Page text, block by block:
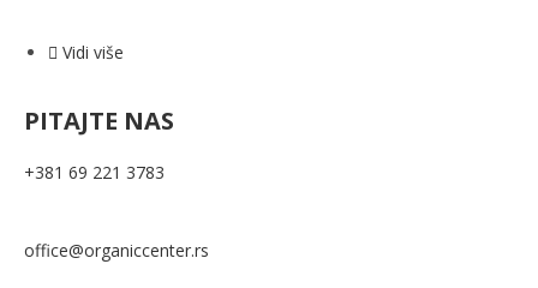
Vidi više
PITAJTE NAS
+381 69 221 3783
office@organiccenter.rs